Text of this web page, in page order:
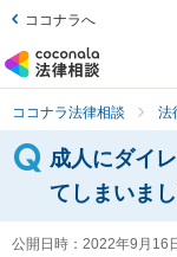
ココナラへ
ココナラ法律相談 法
成人にダイ
てしまいま
公開日時： 2022年9月16